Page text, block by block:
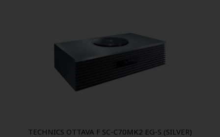
TECHNICS OTTAVA F SC-C70MK2 EG-S (SILVER)